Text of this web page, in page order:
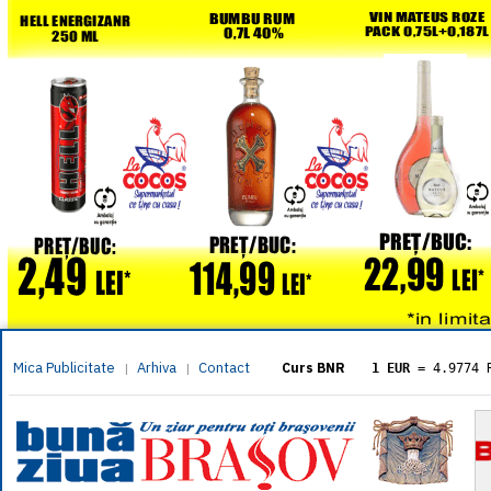
Mica Publicitate | Arhiva | Contact Curs BNR 1 EUR = 4.9774
= 5.8304
1 XAU= 464.4611
1 AED= 1.1933
1 AUD= 2.7957
1 BGN= 2.5449